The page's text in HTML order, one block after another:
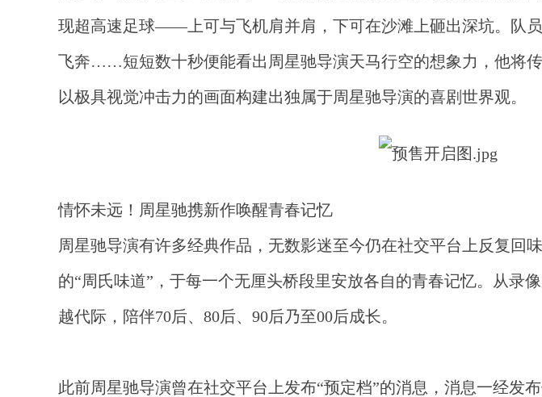
现超高速足球——上可与飞机肩并肩，下可在沙滩上砸出深坑。队
飞奔……短短数十秒便能看出周星驰导演天马行空的想象力，他将
以极具视觉冲击力的画面构建出独属于周星驰导演的喜剧世界观。
情怀未远！周星驰携新作唤醒青春记忆
周星驰导演有许多经典作品，无数影迷至今仍在社交平台上反复回
的“周氏味道”，于每一个无厘头桥段里安放各自的青春记忆。从录
越代际，陪伴70后、80后、90后乃至00后成长。
此前周星驰导演曾在社交平台上发布“预定档”的消息，消息一经发